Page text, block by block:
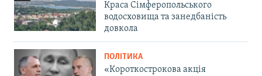
Краса Сімферопольського
водосховища та занедбаність
довкола
ПОЛІТИКА
«Короткострокова акція